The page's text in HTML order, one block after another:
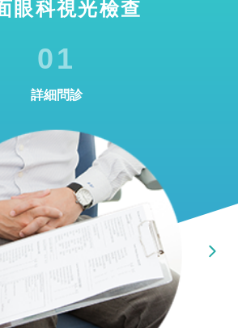
眼科視光檢查
01
詳細問診